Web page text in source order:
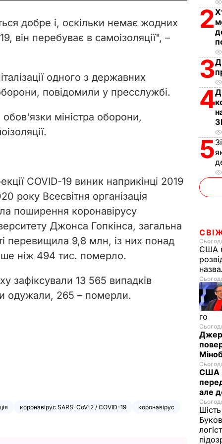
e
o
добре і, оскільки немає жодних
він перебуває в самоізоляції", –
одного з державних
повідомили у пресслужбі.
міністра оборони,
COVID-19 виник наприкінці 2019
року Всесвітня організація
поширення коронавірусу
Джонса Гопкінса, загальна
перевищила 9,8 млн, із них понад
ніж 494 тис. померло.
зафіксували 13 565 випадків
одужали, 265 – померли.
коронавірус SARS-CoV-2 / COVID-19
коронавірус
2
3
4
5
США
го
США
але